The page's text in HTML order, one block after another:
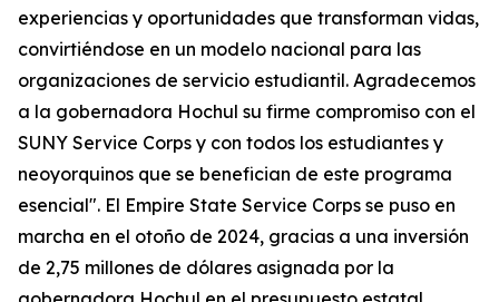
experiencias y oportunidades que transforman vidas,
convirtiéndose en un modelo nacional para las
organizaciones de servicio estudiantil. Agradecemos
a la gobernadora Hochul su firme compromiso con el
SUNY Service Corps y con todos los estudiantes y
neoyorquinos que se benefician de este programa
esencial". El Empire State Service Corps se puso en
marcha en el otoño de 2024, gracias a una inversión
de 2,75 millones de dólares asignada por la